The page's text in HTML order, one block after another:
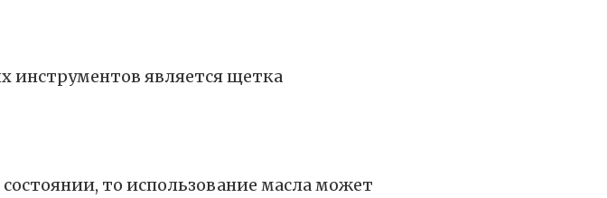
инструментов является щетка
то использование масла может